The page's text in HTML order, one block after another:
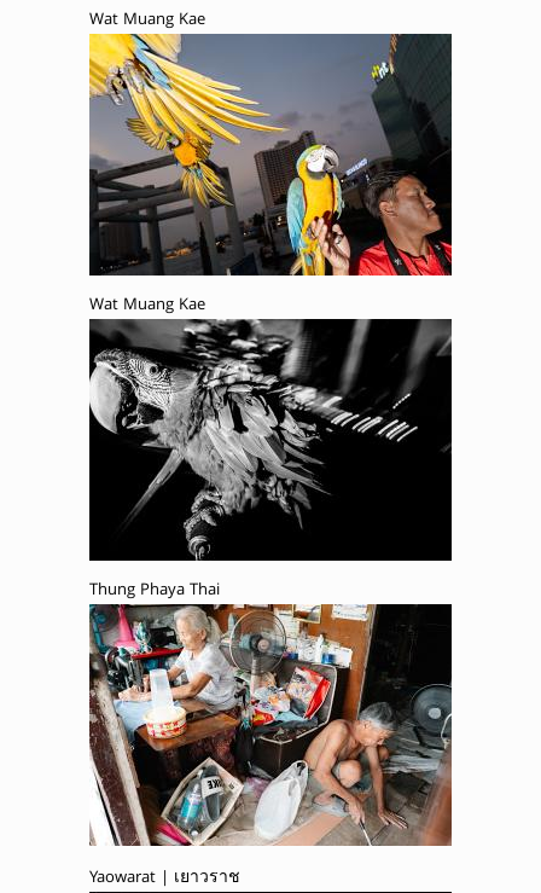
Wat Muang Kae
Wat Muang Kae
Thung Phaya Thai
Yaowarat | เยาวราช